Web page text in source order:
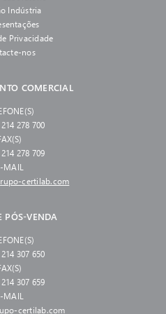
Indústria
Privacidade
nos
COMERCIAL
278 700
278 709
MAIL
certilab.com
PÓS-VENDA
307 650
307 659
MAIL
certilab.com